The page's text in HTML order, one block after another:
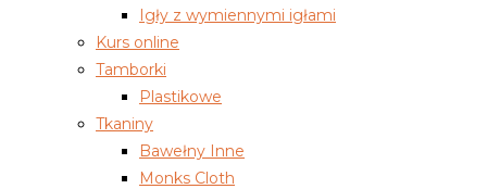
Igły z wymiennymi igłami
Kurs online
Tamborki
Plastikowe
Tkaniny
Bawełny Inne
Monks Cloth